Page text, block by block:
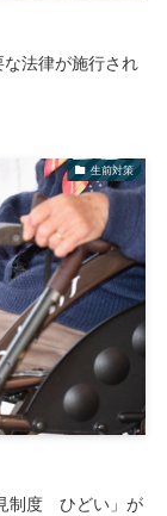
法律が施行され
生前対策
制度 ひどい」が